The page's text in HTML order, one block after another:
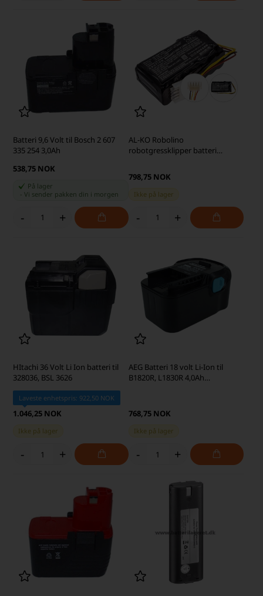
Batteri 9,6 Volt til Bosch 2 607
335 254 3,0Ah
538,75 NOK
På lager
-Vi sender pakken din i morgen
- +
AL-KO Robolino
robotgressklipper batteri
798,75 NOK
Ikke på lager
- +
HItachi 36 Volt Li Ion batteri til
328036, BSL 3626
Laveste enhetspris: 922,50 NOK
1.046,25 NOK
Ikke på lager
- +
AEG Batteri 18 volt Li-Ion til
B1820R, L1830R 4,0Ah
768,75 NOK
Ikke på lager
- +